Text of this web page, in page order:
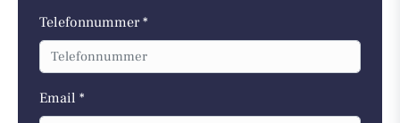
Telefonnummer *
Email *